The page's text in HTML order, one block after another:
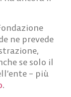
ne prevede
se solo il
– più
.